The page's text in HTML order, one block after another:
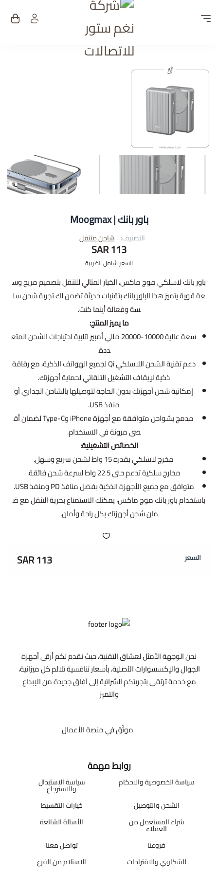
شركة نغم ستور
باور بانك | Moogmax
التصنيف: شاحن متنقل
113 SAR
السعر شامل الضريبة
باور بانك لاسلكي موج ماكس، الخيار المثالي للتنقل بتصميم مريح وس
عة قوية يتميز هذا الباور بانك بتقنيات حديثة تضمن لك تجربة شحن سل
سة وفعالة أينما كنت.
ما يميز المنتج:
سعة عالية 10000-20000 مللي أمبير لتلبية احتياجات الشحن المتع
ددة.
دعم تقنية الشحن اللاسلكي Qi لجميع الهواتف الذكية، مع رقاقة
ذكية لإيقاف التشغيل التلقائي لحماية أجهزتك.
إمكانية شحن أجهزتك بدون الحاجة لتوصيلها بالشاحن الجداري أو
منفذ USB.
مدمج بشواحن متوافقة مع أجهزة iPhone وType-C لضمان أق
صى مرونة في الاستخدام.
الخصائص التشغيلية:
مخرج لاسلكي بقدرة 15 واط لشحن سريع وسهل.
مخارج سلكية تدعم حتى 22.5 واط لسرعة شحن فائقة.
متوافق مع جميع الأجهزة الذكية بفضل منافذ PD ومنفذ USB.
باستخدام باور بانك موج ماكس، يمكنك الاستمتاع بحرية التنقل مع ض
مان شحن أجهزتك بكل راحة وأمان.
السعر 113 SAR
نحن الوجهة الأمثل لعشاق التقنية، حيث نقدم لكم أرقى أجهزة
الجوال والإكسسوارات الأصلية، بأسعار تنافسية تلائم كل ميزانية،
مع خدمة ترتقي بتجربتكم الشرائية إلى آفاق جديدة من الإبداع
والتميز
موثّق في منصة الأعمال
روابط مهمة
سياسة الخصوصية والاحكام سياسة الاستبدال
والاسترجاع
الشحن والتوصيل
خيارات التقسيط
شراء المستعمل من
العملاء
الأسئلة الشائعة
فروعنا
تواصل معنا
للشكاوي والاقتراحات
الاستلام من الفرع